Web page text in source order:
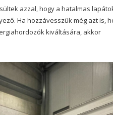
azzal, hogy a hatalmas
Ha hozzávesszük még azt is,
kiváltására, akkor